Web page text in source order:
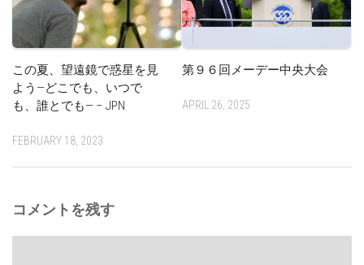
この夏、望遠鏡で惑星を見
よう—どこでも、いつで
も、誰とでも— – JPN
FEBRUARY 18, 2023
第９６回メーデー中央大会
APRIL 26, 2025
コメントを残す